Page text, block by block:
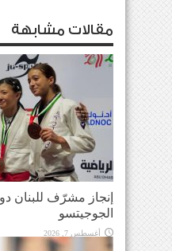
مقالات مشابهة
إنجاز مشرّف للبنان
الجوجيتسو
أغسطس 7, 2026